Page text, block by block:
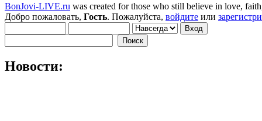
BonJovi-LIVE.ru was created for those who still believe in love,
Добро пожаловать, Гость. Пожалуйста, войдите или
Новости: